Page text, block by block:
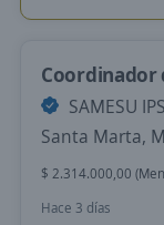
Coordinador
SAMESU
Santa Marta,
$ 2.314.000,00
Hace 3 días